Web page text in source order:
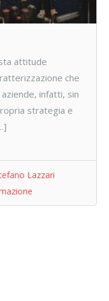
attitude
che
infatti, sin
strategia e
Lazzari